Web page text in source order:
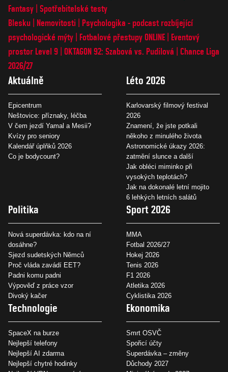
Fantasy Spotřebitelské testy
Blesku
Nemovitosti
Psychologika - podcast rozbíjející
psychologické mýty
Fotbalové přestupy ONLINE
Eventový
prostor Level 9 OKTAGON 92: Szabová vs. Pudilová
Chance Liga
2026/27
Aktuálně
Epicentrum
Neštovice: příznaky, léčba
V čem jezdí Yamal a Mesii?
Kvízy pro seniory
Kalendář úplňků 2026
Co je bodycount?
Léto 2026
Karlovarský filmový festival
2026
Znamení, že jste potkali
někoho z minulého života
Astronomické úkazy 2026:
zatmění slunce a další
Jak obléci miminko při
vysokých teplotách?
Jak na dokonalé letní mojito
6 lehkých letních salátů
Politika
Nová superdávka: kdo na ní
dosáhne?
Sjezd sudetských Němců
Proč vláda zavádí EET?
Padni komu padni
Výpověď z práce vzor
Divoký kačer
Sport 2026
MMA
Fotbal 2026/27
Hokej 2026
Tenis 2026
F1 2026
Atletika 2026
Cyklistika 2026
Technologie
SpaceX na burze
Nejlepší telefony
Nejlepší AI zdarma
Nejlepší chytré hodinky
Ekonomika
Smrt OSVČ
Spořicí účty
Superdávka – změny
Důchody 2027